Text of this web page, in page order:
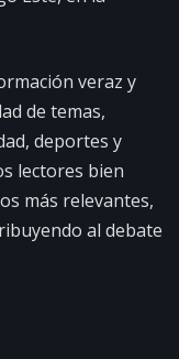
veraz y
de temas,
deportes y
lectores bien
más relevantes,
al debate